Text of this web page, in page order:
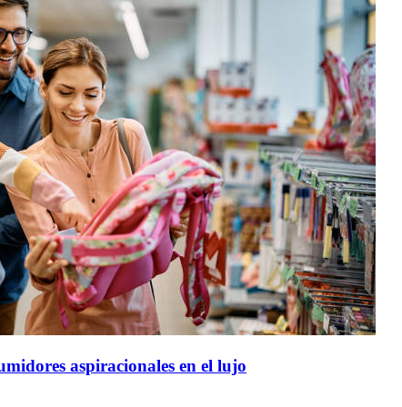
aspiracionales en el lujo